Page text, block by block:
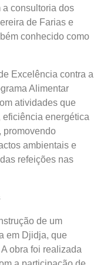
a consultoria dos
de Farias e
conhecido como
Excelência contra a
Alimentar
atividades que
energética
promovendo
ambientais e
refeições nas
de um
em Djidja, que
obra foi realizada